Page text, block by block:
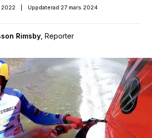
2022 Uppdaterad 27 mars 2024
Rimsby Reporter